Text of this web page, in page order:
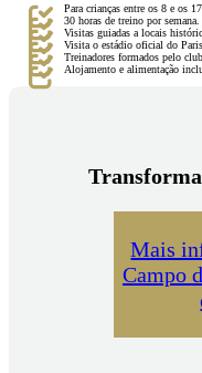
Para crianças entre os 8 e os 17
30 horas de treino por semana.
Visitas guiadas a locais
Visita o estádio oficial do
Treinadores formados pelo
Alojamento e alimentação
Mais
Campo